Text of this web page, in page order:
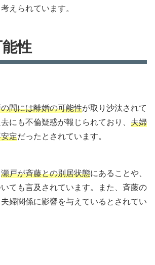
えられています。
性
間には離婚の可能性が取り沙汰されて
にも不倫疑惑が報じられており、 夫婦
定だったとされています。
瀬戸が斉藤との別居状態にあることや、
ても言及されています。また、斉藤の
婦関係に影響を与えているとされてい